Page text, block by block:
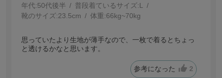
年代:50代後半 普段着ているサイズ:L
靴のサイズ:23.5cm 体重:66kg~70kg
思っていたより生地が薄手なので、一枚で着るとちょっ
と透けるかなと思います。
参考になった 2